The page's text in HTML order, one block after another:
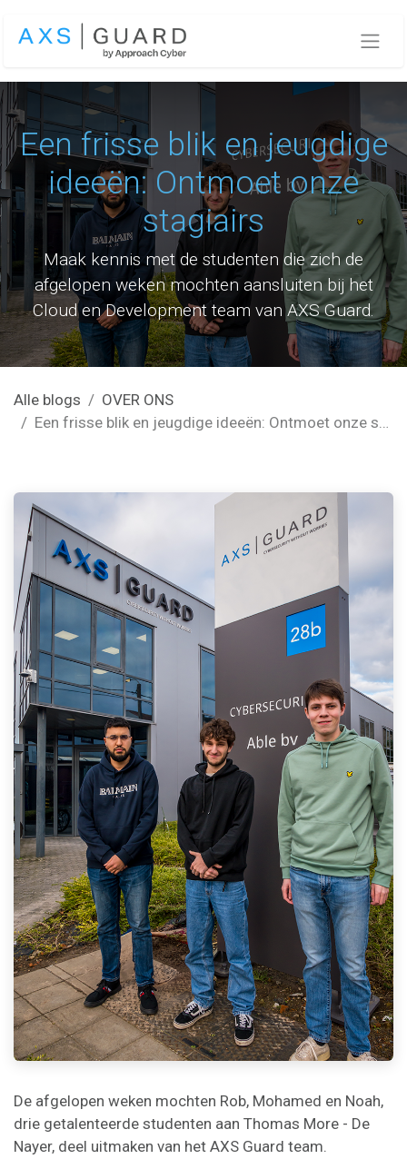
Een frisse blik en jeugdige
ideeën: Ontmoet onze
stagiairs
Maak kennis met de studenten die zich de
afgelopen weken mochten aansluiten bij het
Cloud en Development team van AXS Guard.
Alle blogs
OVER ONS
Een frisse blik en jeugdige ideeën: Ontmoet onze stagiairs
De afgelopen weken mochten Rob, Mohamed en Noah,
drie getalenteerde studenten aan Thomas More - De
Nayer, deel uitmaken van het AXS Guard team.